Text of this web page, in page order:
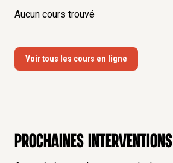
Aucun cours trouvé
Voir tous les cours en ligne
Prochaines interventions